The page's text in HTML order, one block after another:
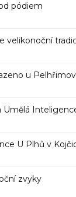
pódiem
velikonoční
u
Umělá
U Plhů v
zvyky